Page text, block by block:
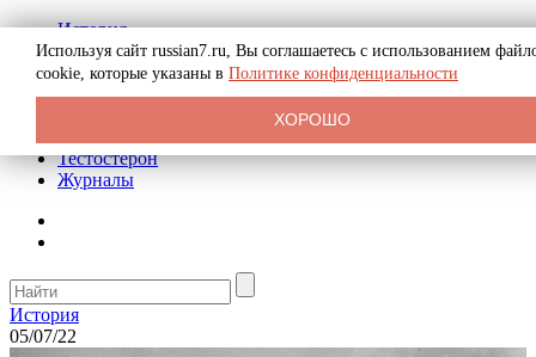
История
Биография
Криминал
Реклама на сайте
Тестостерон
Журналы
История
05/07/22
Используя сайт russian7.ru, Вы соглашаетесь с использованием
cookie, которые указаны в Политике конфиденциальности
ХОРОШО